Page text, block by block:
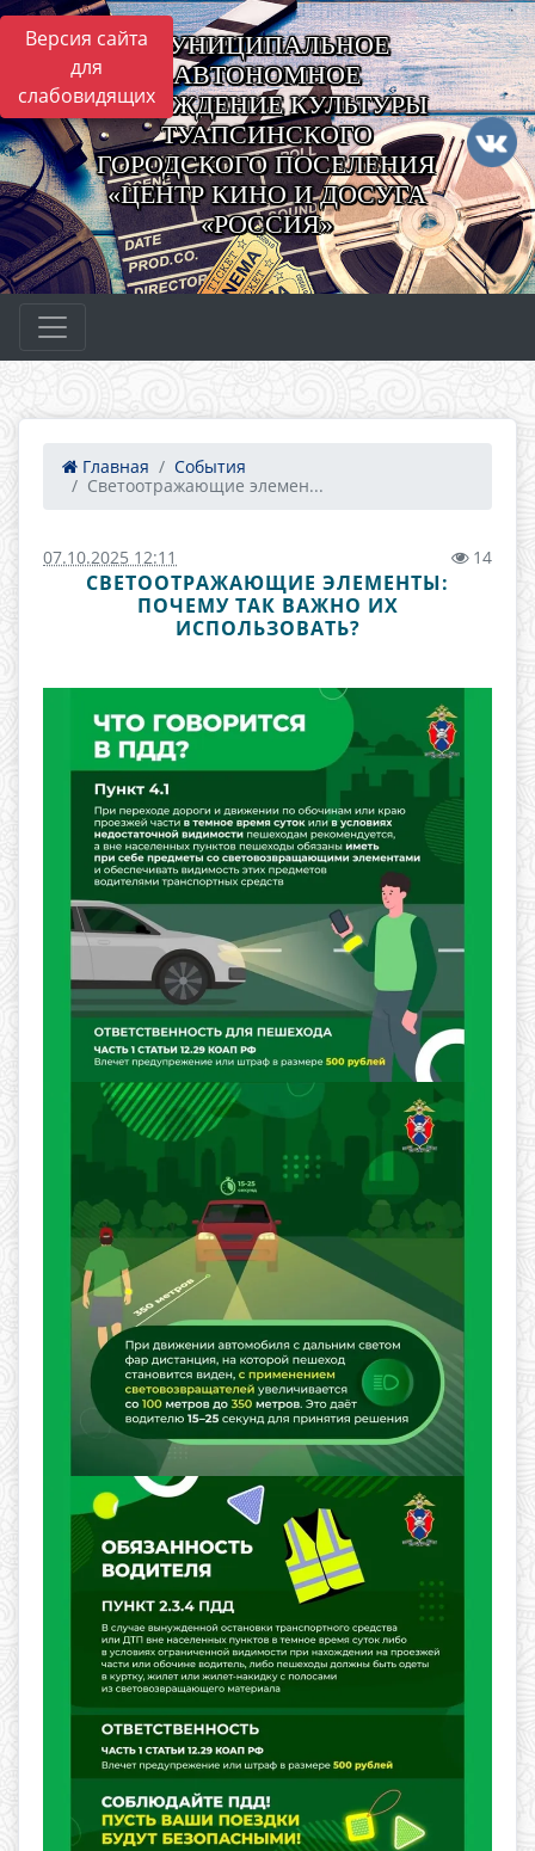
Версия сайта
для
слабовидящих
МУНИЦИПАЛЬНОЕ
АВТОНОМНОЕ
УЧРЕЖДЕНИЕ КУЛЬТУРЫ
ТУАПСИНСКОГО
ГОРОДСКОГО ПОСЕЛЕНИЯ
«ЦЕНТР КИНО И ДОСУГА
«РОССИЯ»
Главная
События
Светоотражающие элемен...
07.10.2025 12:11 14
СВЕТООТРАЖАЮЩИЕ ЭЛЕМЕНТЫ:
ПОЧЕМУ ТАК ВАЖНО ИХ
ИСПОЛЬЗОВАТЬ?